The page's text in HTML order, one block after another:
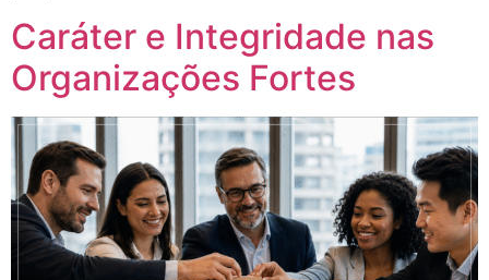
Caráter e Integridade nas
Organizações Fortes